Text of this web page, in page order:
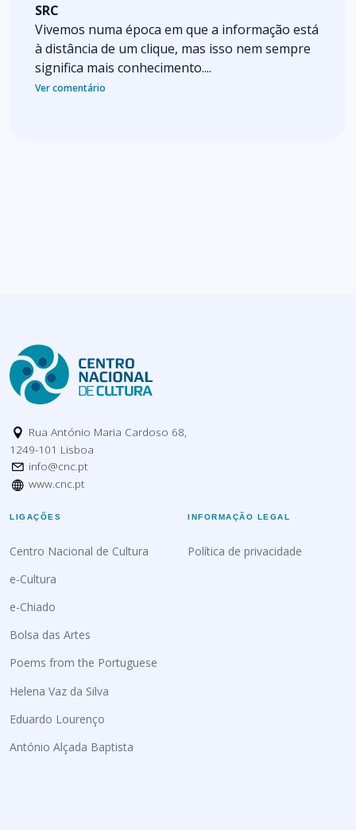
SRC
Vivemos numa época em que a informação está
à distância de um clique, mas isso nem sempre
significa mais conhecimento....
Ver comentário
Rua António Maria Cardoso 68,
1249-101 Lisboa
info@cnc.pt
www.cnc.pt
LIGAÇÕES
Centro Nacional de Cultura
e-Cultura
e-Chiado
Bolsa das Artes
Poems from the Portuguese
Helena Vaz da Silva
Eduardo Lourenço
António Alçada Baptista
INFORMAÇÃO LEGAL
Política de privacidade